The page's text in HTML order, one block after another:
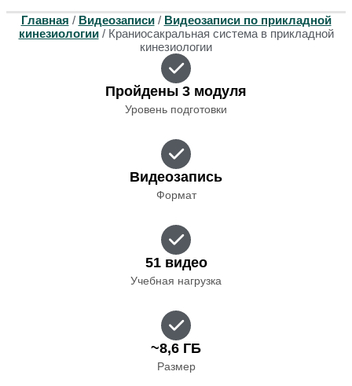
Главная / Видеозаписи/ Видеозаписи по прикладной
кинезиологии/ Краниосакральная система в прикладной
кинезиологии
Пройдены 3 модуля
Уровень подготовки
Видеозапись
Формат
51 видео
Учебная нагрузка
~8,6 ГБ
Размер